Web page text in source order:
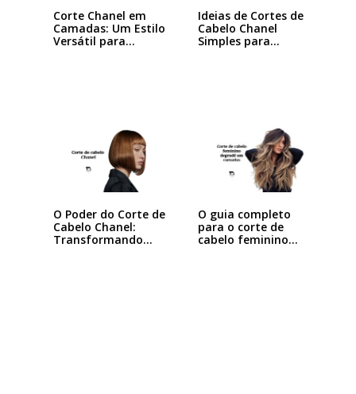
Corte Chanel em
Camadas: Um Estilo
Versátil para…
Ideias de Cortes de
Cabelo Chanel
Simples para…
O Poder do Corte de
Cabelo Chanel:
Transformando
O guia completo
para o corte de
cabelo feminino…